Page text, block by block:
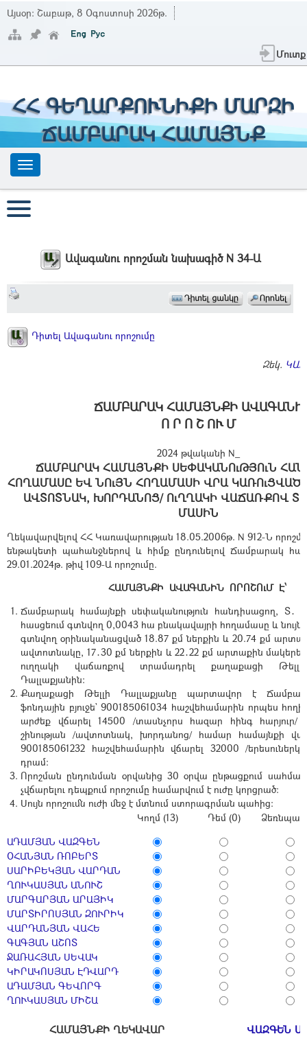
Այսօր: Շաբաթ, 8 Օգոստոսի 2026թ.
Մուտք
ՀՀ ԳԵՂԱՐՔՈՒՆԻՔԻ ՄԱՐԶԻ
ՃԱՄԲԱՐԱԿ ՀԱՄԱՅՆՔ
Ավագանու որոշման նախագիծ N 34-Ա
Դիտել Ավագանու որոշումը
Զեկ.
ՃԱՄԲԱՐԱԿ ՀԱՄԱՅՆՔԻ ԱՎԱԳԱՆԻ
Ո Ր Ո Շ ՈՒ Մ
2024 թվականի N_
ՃԱՄԲԱՐԱԿ ՀԱՄԱՅՆՔԻ ՍԵՓԱԿԱՆՈւԹՅՈւՆ
ՀՈՂԱՄԱՍԸ ԵՎ ՆՈւՅՆ ՀՈՂԱՄԱՍԻ ՎՐԱ ԿԱՌՈւՑՎԱԾ
ԱՎՏՈՏՆԱԿ, ԽՈՐԴԱՆՈՑ/ ՈւՂՂԱԿԻ ՎԱՃԱՌՔՈՎ
ՄԱՍԻՆ
Ղեկավարվելով ՀՀ Կառավարության 18.05.2006թ. N 912-Ն
ենթակետի պահանջներով և հիմք ընդունելով Ճամբարակ
29.01.2024թ. թիվ 109-Ա որոշումը.
ՀԱՄԱՅՆՔԻ ԱՎԱԳԱՆԻՆ ՈՐՈՇՈւՄ Է՝
Ճամբարակ համայնքի սեփականություն հանդիսացող, Տ․
հասցեում գտնվող 0,0043 հա բնակավայրի հողամասը և
գտնվող օրինականացված 18.87 քմ ներքին և 20.74 քմ
ավտոտնակը, 17․30 քմ ներքին և 22․22 քմ արտաքին
ուղղակի վաճառքով տրամադրել քաղաքացի Թելլի
Դալլաքյանին:
Քաղաքացի Թելլի Դալլաքյանը պարտավոր է
ֆոնդային բյուջե` 900185061034 հաշվեհամարին որպես
արժեք վճարել 14500 /տասնչորս հազար հինգ
շինության /ավտոտնակ, խորդանոց/ համար համայնքի
900185061232 հաշվեհամարին վճարել 32000 /
դրամ:
Որոշման ընդունման օրվանից 30 օրվա ընթացքում
չվճարելու դեպքում որոշումը համարվում է ուժը կորցրած:
Սույն որոշումն ուժի մեջ է մտնում ստորագրման պահից:
Կողմ (13)
Դեմ (0)
Ձեռնպահ
ԱԴԱՄՅԱՆ ՎԱԶԳԵՆ
ՕՀԱՆՅԱՆ ՌՈԲԵՐՏ
ՍԱՐԻԲԵԿՅԱՆ ՎԱՐԴԱՆ
ՂՈՒԿԱՍՅԱՆ ԱՆՈՒՇ
ՄԱՐԳԱՐՅԱՆ ԱՐԱՅԻԿ
ՄԱՐՏԻՐՈՍՅԱՆ ԶՈՒՐԻԿ
ՎԱՐԴԱՆՅԱՆ ՎԱՀԵ
ԳԱԳՅԱՆ ԱՇՈՏ
ՋԱՌԱՀՅԱՆ ՍԵՎԱԿ
ԿԻՐԱԿՈՍՅԱՆ ԷԴՎԱՐԴ
ԱԴԱՄՅԱՆ ԳԵՎՈՐԳ
ՂՈՒԿԱՍՅԱՆ ՄԻՇԱ
ՀԱՄԱՅՆՔԻ ՂԵԿԱՎԱՐ ՎԱԶԳԵՆ